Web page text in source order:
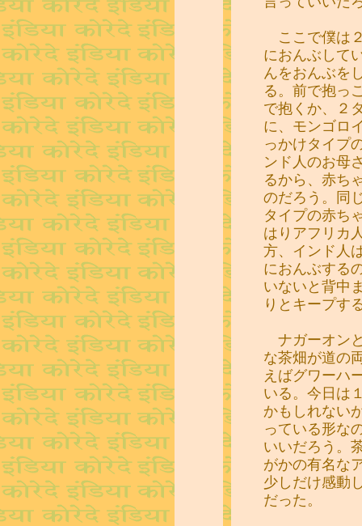
ここで僕は
におんぶして
んをおんぶを
る。前で抱っ
で抱くか、２
に、モンゴロ
っかけタイプ
ンド人のお母
るから、赤ち
のだろう。同
タイプの赤ち
はりアフリカ
方、インド人
におんぶする
いないと背中
りとキープす
ナガーオン
な茶畑が道の
えばグワーハ
いる。今日は
かもしれない
っている形な
いいだろう。
がかの有名な
少しだけ感動
だった。